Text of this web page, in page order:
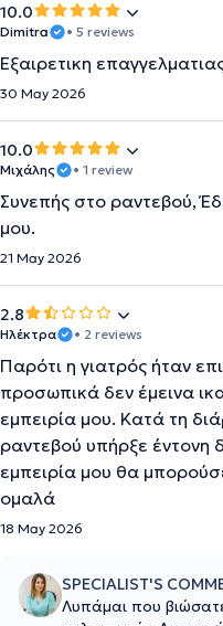
10.0
Dimitra • 5 reviews
Εξαιρετικη
30 May 2026
10.0
Μιχάλης • 1 review
Συνεπής στο ραντεβού,
μου.
21 May 2026
2.8
Ηλέκτρα • 2 reviews
Παρότι η γιατρός ήταν
προσωπικά δεν έμεινα
εμπειρία μου. Κατά τη
ραντεβού υπήρξε
εμπειρία μου θα
ομαλά
18 May 2026
SPECIALIST'S
Λυπάμαι που